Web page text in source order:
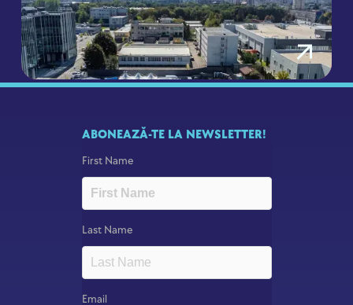
alergători din topul mondial,
confirmați la Brașov Running
Festival
August 24, 2023
ABONEAZĂ-TE LA NEWSLETTER!
First Name
Last Name
Email